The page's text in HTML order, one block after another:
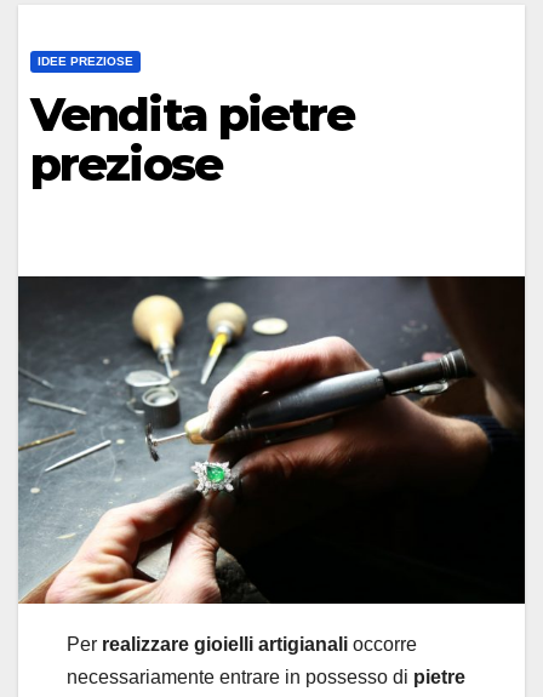
IDEE PREZIOSE
Vendita pietre
preziose
Per realizzare gioielli artigianali occorre
necessariamente entrare in possesso di pietre